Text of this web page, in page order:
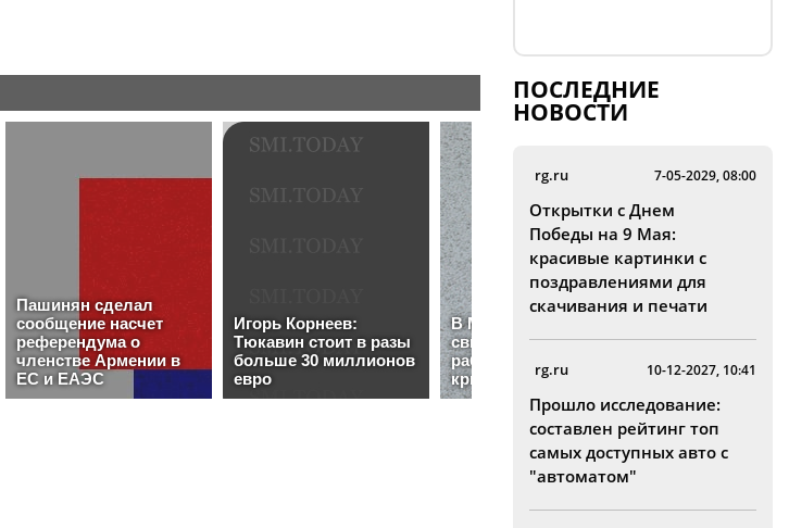
ПОСЛЕДНИЕ
НОВОСТИ
rg.ru 7-05-2029, 08:00
Открытки с Днем
Победы на 9 Мая:
красивые картинки с
поздравлениями для
скачивания и печати
rg.ru 10-12-2027, 10:41
Прошло исследование:
составлен рейтинг топ
самых доступных авто с
"автоматом"